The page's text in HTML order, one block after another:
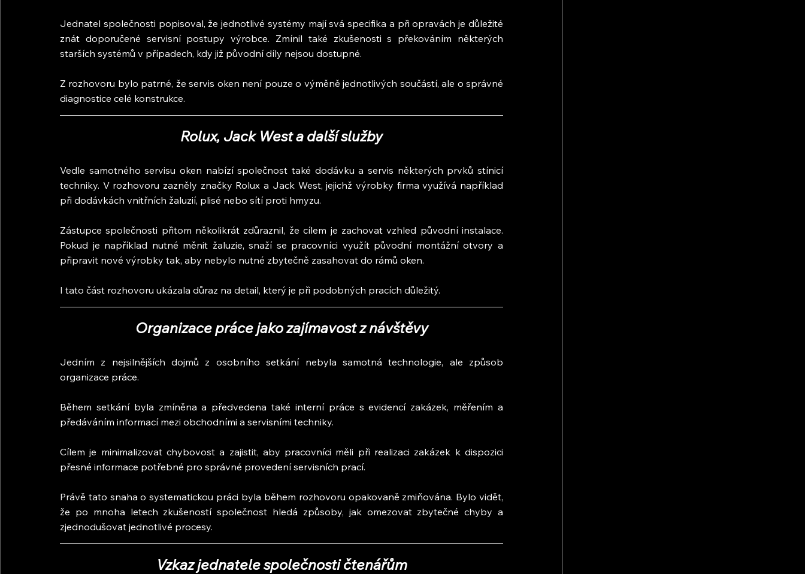
Jednatel společnosti popisoval, že jednotlivé systémy mají svá specifika a při opravách je důležité
znát doporučené servisní postupy výrobce. Zmínil také zkušenosti s překováním některých
starších systémů v případech, kdy již původní díly nejsou dostupné.
Z rozhovoru bylo patrné, že servis oken není pouze o výměně jednotlivých součástí, ale o správné
diagnostice celé konstrukce.
Rolux, Jack West a další služby
Vedle samotného servisu oken nabízí společnost také dodávku a servis některých prvků stínicí
techniky. V rozhovoru zazněly značky Rolux a Jack West, jejichž výrobky firma využívá například
při dodávkách vnitřních žaluzií, plisé nebo sítí proti hmyzu.
Zástupce společnosti přitom několikrát zdůraznil, že cílem je zachovat vzhled původní instalace.
Pokud je například nutné měnit žaluzie, snaží se pracovníci využít původní montážní otvory a
připravit nové výrobky tak, aby nebylo nutné zbytečně zasahovat do rámů oken.
I tato část rozhovoru ukázala důraz na detail, který je při podobných pracích důležitý.
Organizace práce jako zajímavost z návštěvy
Jedním z nejsilnějších dojmů z osobního setkání nebyla samotná technologie, ale způsob
organizace práce.
Během setkání byla zmíněna a předvedena také interní práce s evidencí zakázek, měřením a
předáváním informací mezi obchodními a servisními techniky.
Cílem je minimalizovat chybovost a zajistit, aby pracovníci měli při realizaci zakázek k dispozici
přesné informace potřebné pro správné provedení servisních prací.
Právě tato snaha o systematickou práci byla během rozhovoru opakovaně zmiňována. Bylo vidět,
že po mnoha letech zkušeností společnost hledá způsoby, jak omezovat zbytečné chyby a
zjednodušovat jednotlivé procesy.
Vzkaz jednatele společnosti čtenářům